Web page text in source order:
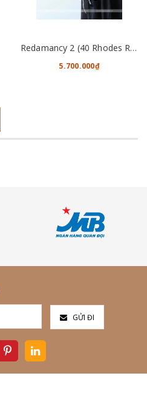
Redamancy 2 (40 Rhodes Roses)
5.700.000₫
GỬI ĐI